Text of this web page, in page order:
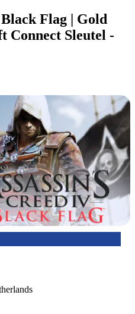
Flag | Gold
Connect Sleutel -